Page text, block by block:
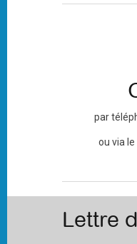
par
ou via
Lettre